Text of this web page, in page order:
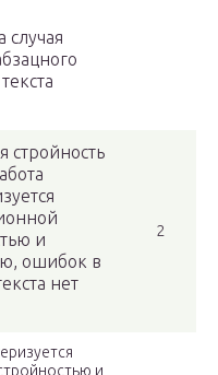
случая
стройность
и
ошибок в
нет
2
и